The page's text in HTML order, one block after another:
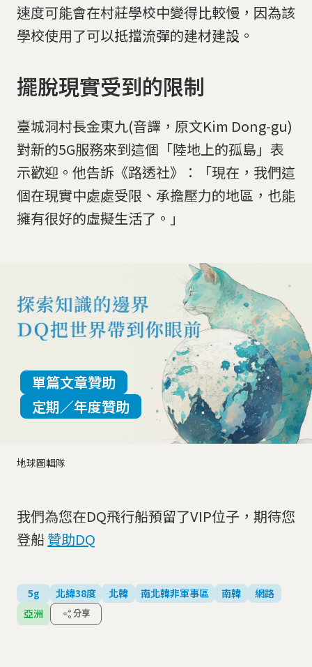
速度可能會在村莊學校中變得比較慢，因為該
學校使用了可以抵擋流彈的建材建設。
擺脫現實受到的限制
臺城洞村長金東九(音譯，原文Kim Dong-gu)
對新的5G服務來到這個「陸地上的孤島」表
示歡迎。他告訴《路透社》：「現在，我們這
個在現實中處處受限、承擔壓力的地區，也能
擁有很好的虛擬生活了。」
地球圖輯隊
單篇文章贊助
定期／年度贊助
我們為您在DQ飛行船預留了VIP位子，期待您
登船贊助DQ
5g 北緯38度 北韓 南北韓非軍事區 南韓
網路
亞洲
分享